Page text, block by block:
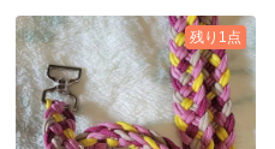
残り1点